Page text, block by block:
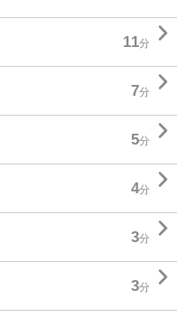
11分 
7分 
5分 
4分 
3分 
3分 